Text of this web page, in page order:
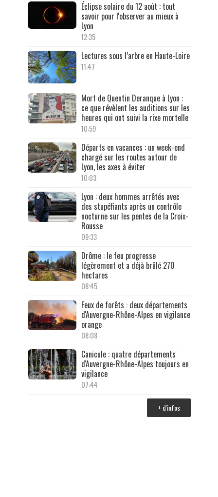
Éclipse solaire du 12 août : tout
savoir pour l'observer au mieux à
Lyon
12:35
Lectures sous l’arbre en Haute-Loire
11:47
Mort de Quentin Deranque à Lyon :
ce que révèlent les auditions sur les
heures qui ont suivi la rixe mortelle
10:59
Départs en vacances : un week-end
chargé sur les routes autour de
Lyon, les axes à éviter
10:03
Lyon : deux hommes arrêtés avec
des stupéfiants après un contrôle
nocturne sur les pentes de la Croix-
Rousse
09:33
Drôme : le feu progresse
légèrement et a déjà brûlé 270
hectares
08:45
Feux de forêts : deux départements
d'Auvergne-Rhône-Alpes en vigilance
orange
08:08
Canicule : quatre départements
d'Auvergne-Rhône-Alpes toujours en
vigilance
07:44
+ d'infos